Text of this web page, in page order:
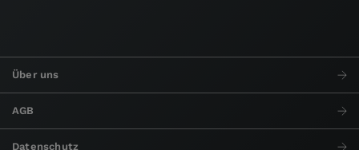
Über uns
AGB
Datenschutz